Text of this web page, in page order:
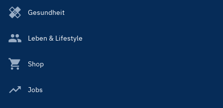
Gesundheit
Leben & Lifestyle
Shop
Jobs